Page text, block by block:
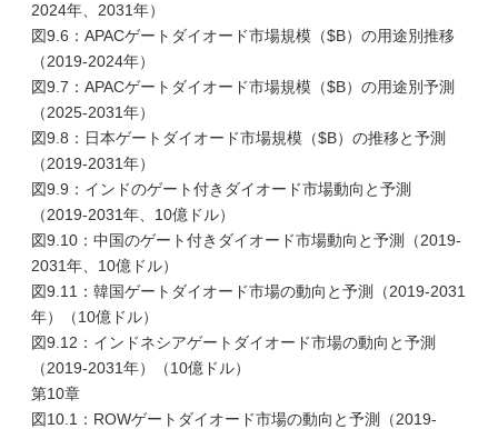
2024年、2031年）
図9.6：APACゲートダイオード市場規模（$B）の用途別推移
（2019-2024年）
図9.7：APACゲートダイオード市場規模（$B）の用途別予測
（2025-2031年）
図9.8：日本ゲートダイオード市場規模（$B）の推移と予測
（2019-2031年）
図9.9：インドのゲート付きダイオード市場動向と予測
（2019-2031年、10億ドル）
図9.10：中国のゲート付きダイオード市場動向と予測（2019-
2031年、10億ドル）
図9.11：韓国ゲートダイオード市場の動向と予測（2019-2031
年）（10億ドル）
図9.12：インドネシアゲートダイオード市場の動向と予測
（2019-2031年）（10億ドル）
第10章
図10.1：ROWゲートダイオード市場の動向と予測（2019-